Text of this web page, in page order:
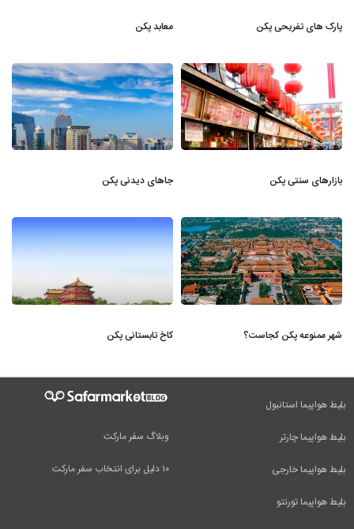
پارک های تفریحی پکن معابد پکن
بازارهای سنتی پکن جاهای دیدنی پکن
شهر ممنوعه پکن کجاست؟ کاخ تابستانی پکن
وبلاگ سفر مارکت
۱۰ دلیل برای انتخاب سفر مارکت
بلیط هواپیما استانبول
بلیط هواپیما چارتر
بلیط هواپیما خارجی
بلیط هواپیما تورنتو